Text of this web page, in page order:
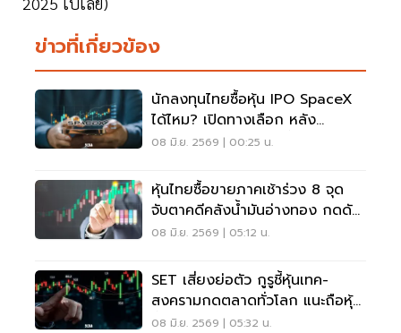
ข่าวที่เกี่ยวข้อง
นักลงทุนไทยซื้อหุ้น IPO SpaceX
ได้ไหม? เปิดทางเลือก หลัง
"SPCX" เทรด 12 มิ.ย.นี้
08 มิ.ย. 2569 | 00:25 น.
หุ้นไทยซื้อขายภาคเช้าร่วง 8 จุด
จับตาคดีคลังน้ำมันอ่างทอง กดดัน
หุ้นโรงกลั่น
08 มิ.ย. 2569 | 05:12 น.
SET เสี่ยงย่อตัว กูรูชี้หุ้นเทค-
สงครามกดตลาดทั่วโลก แนะถือหุ้น
ตั้งรับ
08 มิ.ย. 2569 | 05:32 น.